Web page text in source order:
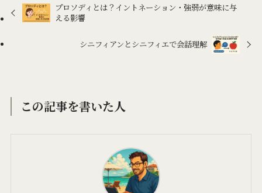
プロソディとは？イントネーション・強弱が意味に与
える影響
シニフィアンとシニフィエで会話理解
この記事を書いた人